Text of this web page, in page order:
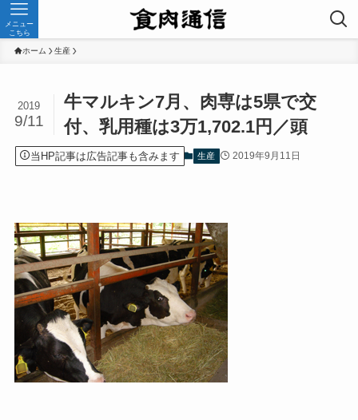
メニュー
こちら
ホーム 生産
牛マルキン7月、肉専は5県で交
付、乳用種は3万1,702.1円／頭
2019
9/11
当HP記事は広告記事も含みます 生産 2019年9月11日